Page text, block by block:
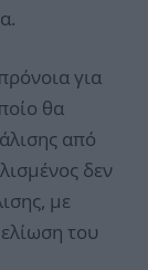
για
θα
από
δεν
με
του